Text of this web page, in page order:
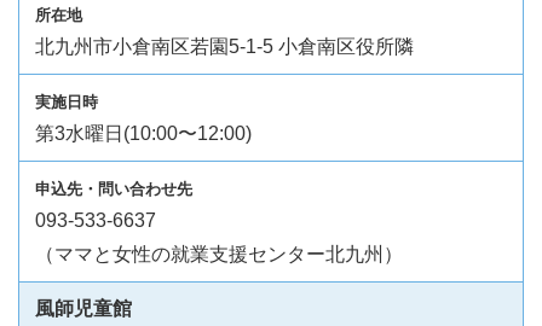
北九州市小倉南区若園5-1-5 小倉南区役所隣
第3水曜日(10:00〜12:00)
093-533-6637
（ママと女性の就業支援センター北九州）
風師児童館